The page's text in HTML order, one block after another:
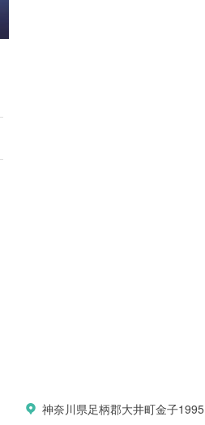
神奈川県足柄郡大井町金子1995